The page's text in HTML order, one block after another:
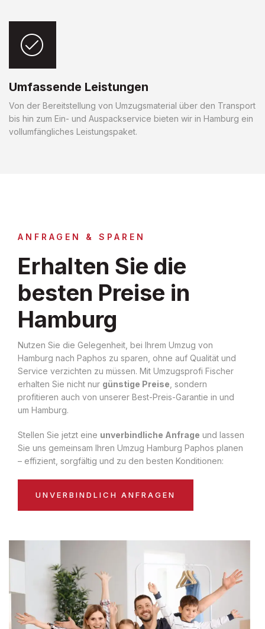
Umfassende Leistungen
Von der Bereitstellung von Umzugsmaterial über den Transport
bis hin zum Ein- und Auspackservice bieten wir in Hamburg ein
vollumfängliches Leistungspaket.
ANFRAGEN & SPAREN
Erhalten Sie die
besten Preise in
Hamburg
Nutzen Sie die Gelegenheit, bei Ihrem Umzug von
Hamburg nach Paphos zu sparen, ohne auf Qualität und
Service verzichten zu müssen. Mit Umzugsprofi Fischer
erhalten Sie nicht nur günstige Preise , sondern
profitieren auch von unserer Best-Preis-Garantie in und
um Hamburg.
Stellen Sie jetzt eine unverbindliche Anfrage und lassen
Sie uns gemeinsam Ihren Umzug Hamburg Paphos planen
– effizient, sorgfältig und zu den besten Konditionen:
UNVERBINDLICH ANFRAGEN